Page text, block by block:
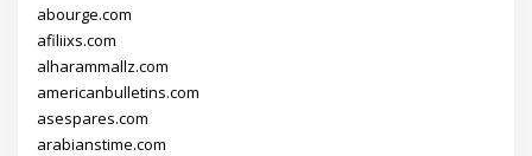
abourge.com
afiliixs.com
alharammallz.com
americanbulletins.com
asespares.com
arabianstime.com